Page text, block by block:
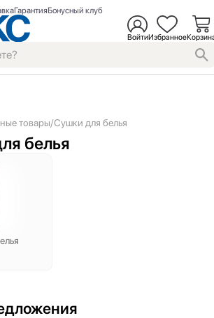
ГарантияБонусный клуб
ВойтиИзбранное
товары Сушки для белья
белья